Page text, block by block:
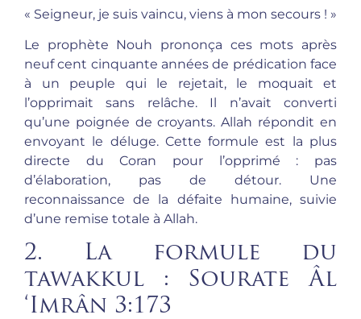
« Seigneur, je suis vaincu, viens à mon secours ! »
Le prophète Nouh prononça ces mots après
neuf cent cinquante années de prédication face
à un peuple qui le rejetait, le moquait et
l’opprimait sans relâche. Il n’avait converti
qu’une poignée de croyants. Allah répondit en
envoyant le déluge. Cette formule est la plus
directe du Coran pour l’opprimé : pas
d’élaboration, pas de détour. Une
reconnaissance de la défaite humaine, suivie
d’une remise totale à Allah.
2. La formule du
tawakkul : Sourate Âl
‘Imrân 3:173